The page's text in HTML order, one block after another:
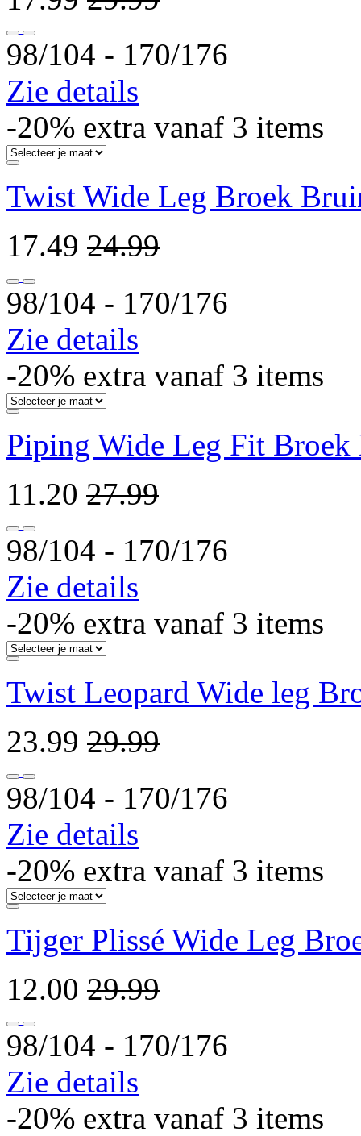
98/104 ‐ 170/176
Zie details
-20% extra vanaf 3 items
Twist Wide Leg Broek
17.49 24.99
98/104 ‐ 170/176
Zie details
-20% extra vanaf 3 items
Piping Wide Leg Fit Broek
11.20 27.99
98/104 ‐ 170/176
Zie details
-20% extra vanaf 3 items
Twist Leopard Wide leg
23.99 29.99
98/104 ‐ 170/176
Zie details
-20% extra vanaf 3 items
Tijger Plissé Wide Leg
12.00 29.99
98/104 ‐ 170/176
Zie details
-20% extra vanaf 3 items